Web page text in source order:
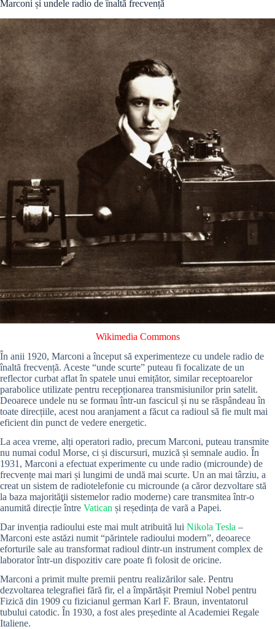
Marconi și undele radio de înaltă frecvență
Wikimedia Commons
În anii 1920, Marconi a început să experimenteze cu undele radio de
înaltă frecvență. Aceste “unde scurte” puteau fi focalizate de un
reflector curbat aflat în spatele unui emițător, similar receptoarelor
parabolice utilizate pentru recepționarea transmisiunilor prin satelit.
Deoarece undele nu se formau într-un fascicul și nu se răspândeau în
toate direcțiile, acest nou aranjament a făcut ca radioul să fie mult mai
eficient din punct de vedere energetic.
La acea vreme, alți operatori radio, precum Marconi, puteau transmite
nu numai codul Morse, ci și discursuri, muzică și semnale audio. În
1931, Marconi a efectuat experimente cu unde radio (microunde) de
frecvențe mai mari și lungimi de undă mai scurte. Un an mai târziu, a
creat un sistem de radiotelefonie cu microunde (a căror dezvoltare stă
la baza majorităţii sistemelor radio moderne) care transmitea într-o
anumită direcție între Vatican și reședința de vară a Papei.
Dar invenția radioului este mai mult atribuită lui Nikola Tesla –
Marconi este astăzi numit “părintele radioului modern”, deoarece
eforturile sale au transformat radioul dintr-un instrument complex de
laborator într-un dispozitiv care poate fi folosit de oricine.
Marconi a primit multe premii pentru realizărilor sale. Pentru
dezvoltarea telegrafiei fără fir, el a împărtășit Premiul Nobel pentru
Fizică din 1909 cu fizicianul german Karl F. Braun, inventatorul
tubului catodic. În 1930, a fost ales președinte al Academiei Regale
Italiene.